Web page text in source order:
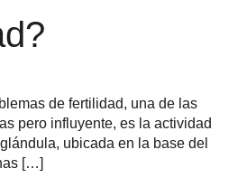
de fertilidad, una de las
pero influyente, es la actividad
ubicada en la base del
[…]